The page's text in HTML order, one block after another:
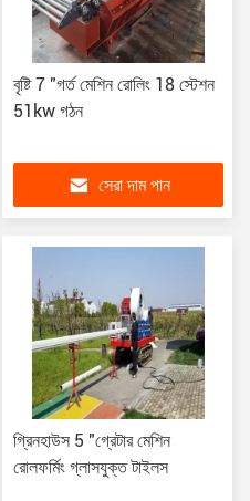
বৃষ্টি 7 "গর্ত মেশিন রোলিং 18 স্টেশন
51kw গঠন
সেরা দাম পান
গ্রিনহাউস 5 "গ্রেটার মেশিন
রোলফর্মিং গ্লাসযুক্ত টাইলস